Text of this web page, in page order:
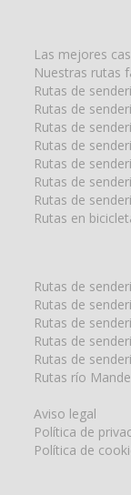
Las mejores
Nuestras rutas
Rutas de
Rutas de
Rutas de
Rutas de
Rutas de
Rutas de
Rutas de
Rutas en
Rutas de
Rutas de
Rutas de
Rutas de
Rutas de
Rutas río
Aviso legal
Política de
Política de